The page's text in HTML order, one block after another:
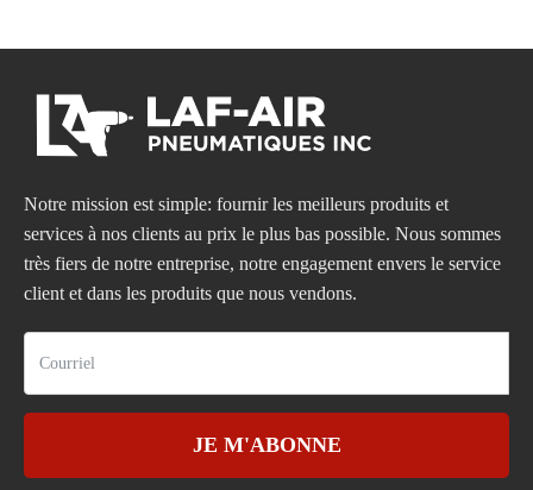
Notre mission est simple: fournir les meilleurs produits et
services à nos clients au prix le plus bas possible. Nous sommes
très fiers de notre entreprise, notre engagement envers le service
client et dans les produits que nous vendons.
JE M'ABONNE